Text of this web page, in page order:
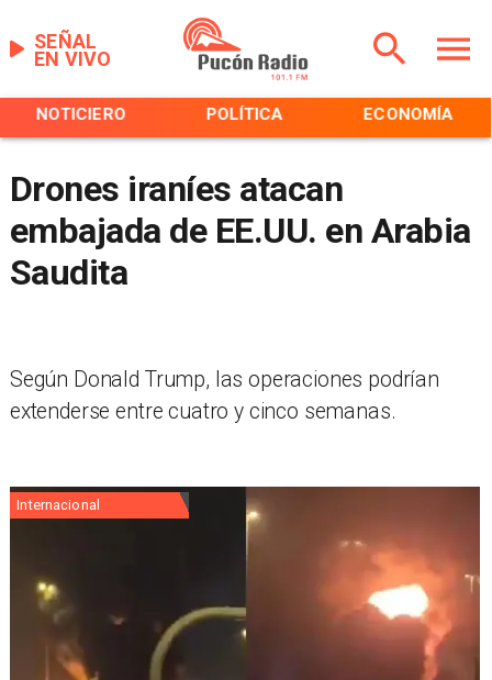
EN VIVO
SEÑAL
NOTICIERO POLÍTICA ECONOMÍA
Drones iraníes atacan
embajada de EE.UU. en Arabia
Saudita
Según Donald Trump, las operaciones podrían
extenderse entre cuatro y cinco semanas.
Internacional